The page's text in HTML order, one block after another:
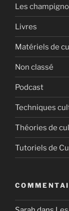
Les
Livres
Matériels de
Non classé
Podcast
Techniques
Théories de
Tutoriels de